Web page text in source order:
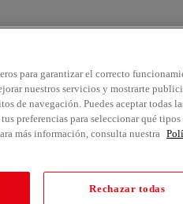
para garantizar el correcto
nuestros servicios y mostrarte
de navegación. Puedes aceptar todas
preferencias para seleccionar qué tipos
más información, consulta nuestra
Rechazar todas